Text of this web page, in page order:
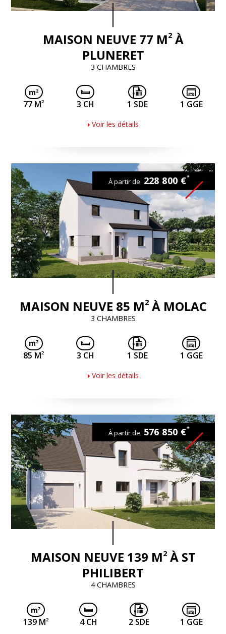
MAISON NEUVE 77 M2À
PLUNERET
3 CHAMBRES
77 M2 3 CH 1 SDE 1 GGE
Voir les détails
MAISON NEUVE 85 M2À MOLAC
3 CHAMBRES
À partir de 228 800 €*
85 M2 3 CH 1 SDE 1 GGE
Voir les détails
MAISON NEUVE 139 M2À ST
PHILIBERT
4 CHAMBRES
À partir de 576 850 €*
139 M2 4 CH 2 SDE 1 GGE